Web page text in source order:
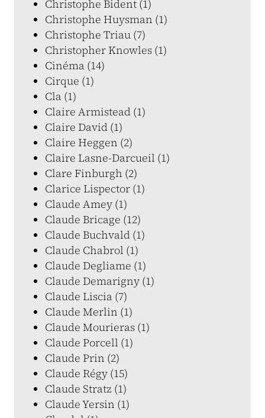
Christophe Bident (1)
Christophe Huysman (1)
Christophe Triau (7)
Christopher Knowles (1)
Cinéma (14)
Cirque (1)
Cla (1)
Claire Armistead (1)
Claire David (1)
Claire Heggen (2)
Claire Lasne-Darcueil (1)
Clare Finburgh (2)
Clarice Lispector (1)
Claude Amey (1)
Claude Bricage (12)
Claude Buchvald (1)
Claude Chabrol (1)
Claude Degliame (1)
Claude Demarigny (1)
Claude Liscia (7)
Claude Merlin (1)
Claude Mourieras (1)
Claude Porcell (1)
Claude Prin (2)
Claude Régy (15)
Claude Stratz (1)
Claude Yersin (1)